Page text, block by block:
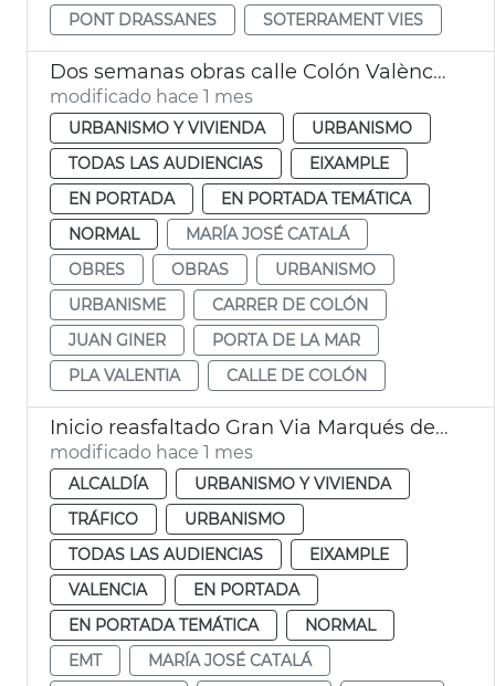
PONT DRASSANES SOTERRAMENT VIES
Dos semanas obras calle Colón València
modificado hace 1 mes
URBANISMO Y VIVIENDA
URBANISMO
TODAS LAS AUDIENCIAS
EIXAMPLE
EN PORTADA
EN PORTADA TEMÁTICA
NORMAL
MARÍA JOSÉ CATALÁ
OBRES
OBRAS
URBANISMO
URBANISME
CARRER DE COLÓN
JUAN GINER
PORTA DE LA MAR
PLA VALENTIA
CALLE DE COLÓN
Inicio reasfaltado Gran Via Marqués del Túria
modificado hace 1 mes
ALCALDÍA
URBANISMO Y VIVIENDA
TRÁFICO
URBANISMO
TODAS LAS AUDIENCIAS
EIXAMPLE
VALENCIA
EN PORTADA
EN PORTADA TEMÁTICA
NORMAL
EMT
MARÍA JOSÉ CATALÁ